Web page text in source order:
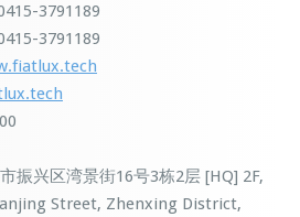
3791189
3791189
振兴区湾景街16号3栋2层 [HQ] 2F,
Street, Zhenxing District,